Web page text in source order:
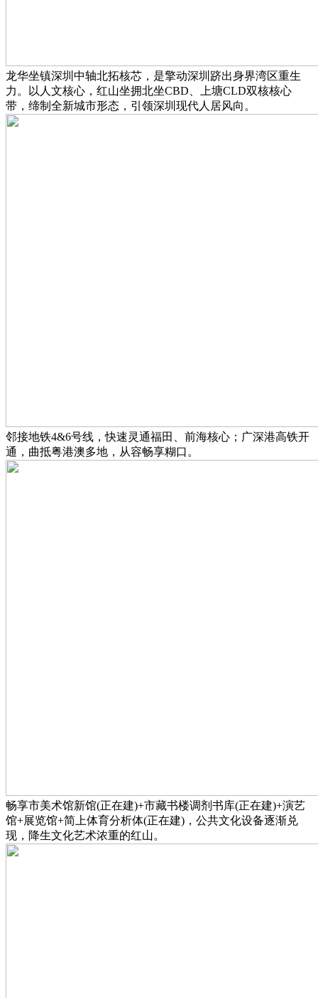
龙华坐镇深圳中轴北拓核芯，是擎动深圳跻出身界湾区重生
力。以人文核心，红山坐拥北坐CBD、上塘CLD双核核心
带，缔制全新城市形态，引领深圳现代人居风向。
邻接地铁4&6号线，快速灵通福田、前海核心；广深港高铁开
通，曲抵粤港澳多地，从容畅享糊口。
畅享市美术馆新馆(正在建)+市藏书楼调剂书库(正在建)+演艺
馆+展览馆+简上体育分析体(正在建)，公共文化设备逐渐兑
现，降生文化艺术浓重的红山。